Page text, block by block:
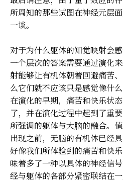
所周知的那些试图在神经元层
一谈。
对于为什么躯体的知觉映射会
一个层次的答案需要通过演化
射能够让有机体朝着回避痛苦
么它们就不应该只是感觉像什
在演化的早期，痛苦和快乐状
了，并在演化过程中起到了重
所强调的躯体与大脑的融合。
出现之前，无脑的有机体已经
好像我们所体验到的痛苦和快
味着多了一种以具体的神经信
经与躯体的各部分紧密联结在一